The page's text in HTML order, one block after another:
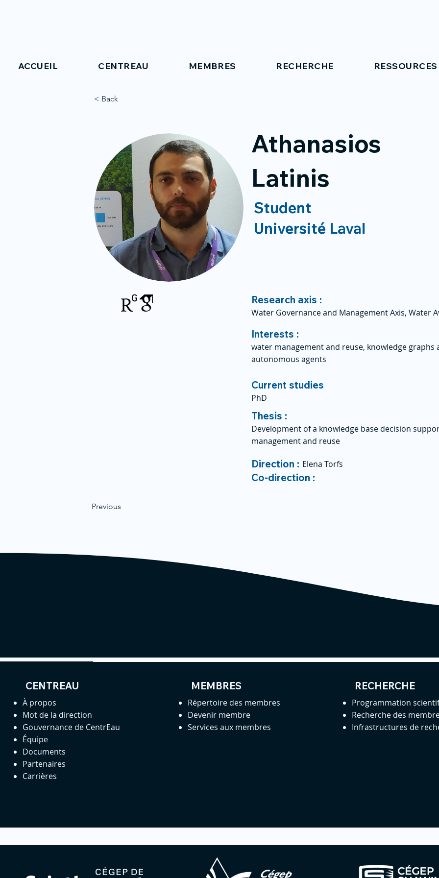
ACCUEIL CENTREAU MEMBRES RECHERCHE RESSOURCES
< Back
Athanasios
Latinis
Student
Université Laval
Research axis :
Water Governance and Management Axis, Water
Interests :
water management and reuse, knowledge graphs
autonomous agents
Current studies
PhD
Thesis :
Development of a knowledge base decision
management and reuse
Previous
Direction : Elena Torfs
Co-direction :
CENTREAU
À propos
Mot de la direction
Gouvernance de CentrEau
Équipe
Documents
Partenaires
Carrières
MEMBRES
Répertoire des membres
Devenir membre
Services aux membres
RECHERCHE
Programmation
Recherche des
Infrastructures de